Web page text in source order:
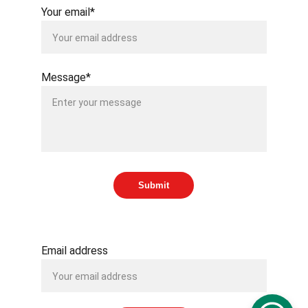
Your email*
Message*
Submit
Email address